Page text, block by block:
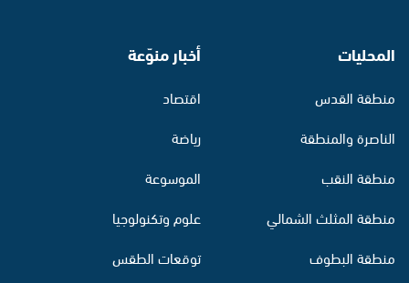
المحليات
منطقة القدس
الناصرة والمنطقة
منطقة النقب
منطقة المثلث الشمالي
منطقة البطوف
أخبار منوّعة
اقتصاد
رياضة
الموسوعة
علوم وتكنولوجيا
توقعات الطقس